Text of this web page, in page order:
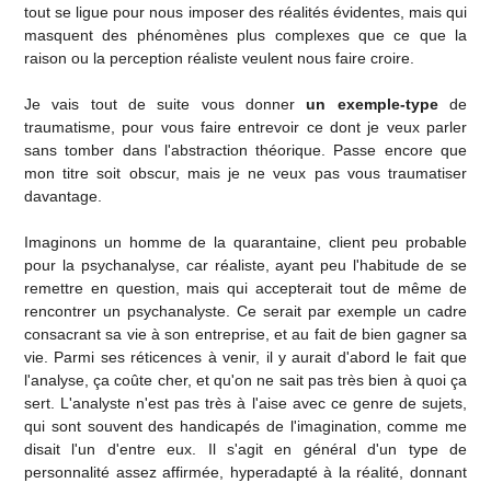
tout se ligue pour nous imposer des réalités évidentes, mais qui
masquent des phénomènes plus complexes que ce que la
raison ou la perception réaliste veulent nous faire croire.
Je vais tout de suite vous donnerun exemple-typede
traumatisme, pour vous faire entrevoir ce dont je veux parler
sans tomber dans l'abstraction théorique. Passe encore que
mon titre soit obscur, mais je ne veux pas vous traumatiser
davantage.
Imaginons un homme de la quarantaine, client peu probable
pour la psychanalyse, car réaliste, ayant peu l'habitude de se
remettre en question, mais qui accepterait tout de même de
rencontrer un psychanalyste. Ce serait par exemple un cadre
consacrant sa vie à son entreprise, et au fait de bien gagner sa
vie. Parmi ses réticences à venir, il y aurait d'abord le fait que
l'analyse, ça coûte cher, et qu'on ne sait pas très bien à quoi ça
sert. L'analyste n'est pas très à l'aise avec ce genre de sujets,
qui sont souvent des handicapés de l'imagination, comme me
disait l'un d'entre eux. Il s'agit en général d'un type de
personnalité assez affirmée, hyperadapté à la réalité, donnant